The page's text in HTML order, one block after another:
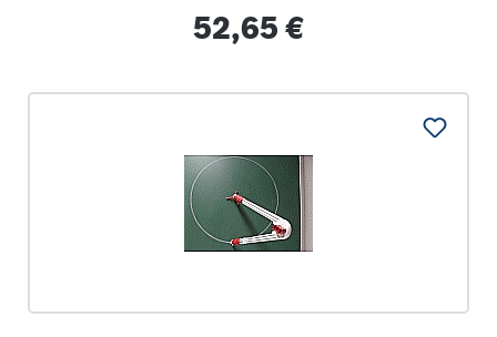
Regulärer Preis:
52,65 €